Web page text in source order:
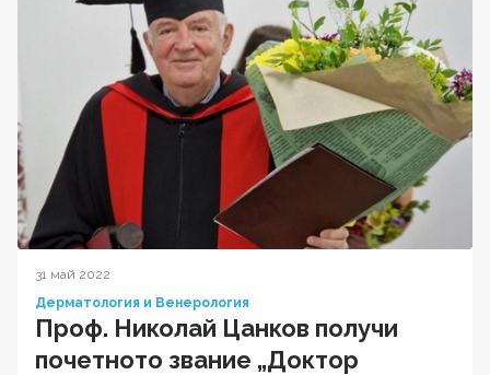
31 май 2022
Дерматология и Венерология
Проф. Николай Цанков получи
почетното звание „Доктор